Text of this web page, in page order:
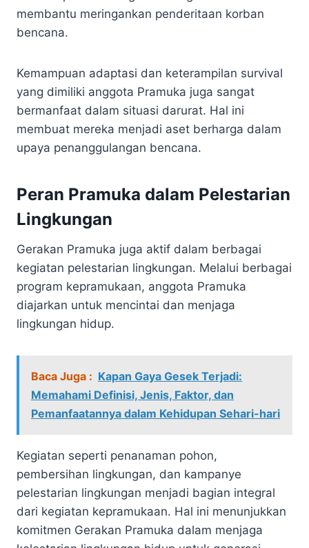
membantu meringankan penderitaan korban
bencana.
Kemampuan adaptasi dan keterampilan survival
yang dimiliki anggota Pramuka juga sangat
bermanfaat dalam situasi darurat. Hal ini
membuat mereka menjadi aset berharga dalam
upaya penanggulangan bencana.
Peran Pramuka dalam Pelestarian
Lingkungan
Gerakan Pramuka juga aktif dalam berbagai
kegiatan pelestarian lingkungan. Melalui berbagai
program kepramukaan, anggota Pramuka
diajarkan untuk mencintai dan menjaga
lingkungan hidup.
Baca Juga : Kapan Gaya Gesek Terjadi:
Memahami Definisi, Jenis, Faktor, dan
Pemanfaatannya dalam Kehidupan Sehari-hari
Kegiatan seperti penanaman pohon,
pembersihan lingkungan, dan kampanye
pelestarian lingkungan menjadi bagian integral
dari kegiatan kepramukaan. Hal ini menunjukkan
komitmen Gerakan Pramuka dalam menjaga